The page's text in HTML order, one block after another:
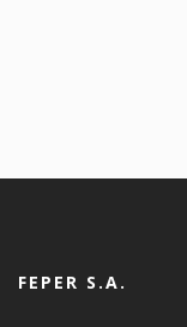
FEPER S.A.